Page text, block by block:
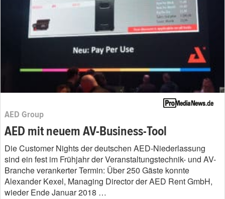
AED Group
AED mit neuem AV-Business-Tool
Die Customer Nights der deutschen AED-Niederlassung
sind ein fest im Frühjahr der Veranstaltungstechnik- und AV-
Branche verankerter Termin: Über 250 Gäste konnte
Alexander Kexel, Managing Director der AED Rent GmbH,
wieder Ende Januar 2018 …